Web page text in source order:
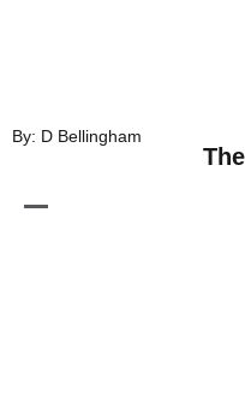
By: D Bellingham